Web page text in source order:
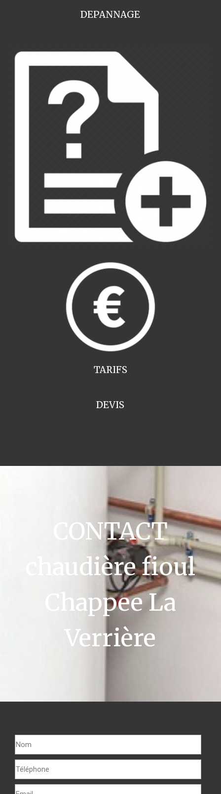
DEPANNAGE
TARIFS
DEVIS
CONTACT
chaudière fioul
Chappee La
Verrière